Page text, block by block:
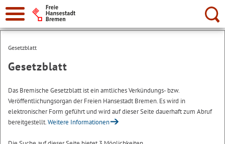
Suche:
Gesetzblatt
Gesetzblatt
Das Bremische Gesetzblatt ist ein amtliches Verkündungs- bzw.
Veröffentlichungsorgan der Freien Hansestadt Bremen. Es wird in
elektronischer Form geführt und wird auf dieser Seite dauerhaft zum Abruf
bereitgestellt.Weitere Informationen